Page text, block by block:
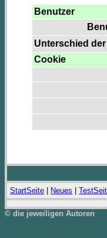
Benutzer
Unterschied
Cookie
StartSeite Neues
© die jeweiligen Autoren